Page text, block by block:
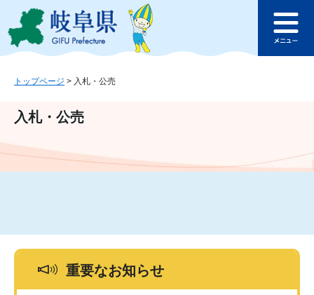
ジ
ュ
文
このページの本文へ
ュ
トップページ > 入札・公売
入札・公売
重要なお知らせ